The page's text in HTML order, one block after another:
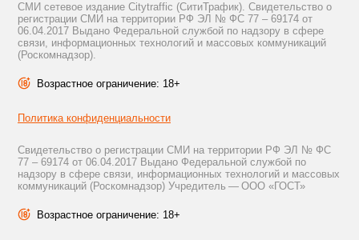
СМИ сетевое издание Citytraffic (СитиТрафик). Свидетельство о
регистрации СМИ на территории РФ ЭЛ № ФС 77 – 69174 от
06.04.2017 Выдано Федеральной службой по надзору в сфере
связи, информационных технологий и массовых коммуникаций
(Роскомнадзор).
Возрастное ограничение: 18+
Политика конфиденциальности
Свидетельство о регистрации СМИ на территории РФ ЭЛ № ФС
77 – 69174 от 06.04.2017 Выдано Федеральной службой по
надзору в сфере связи, информационных технологий и массовых
коммуникаций (Роскомнадзор) Учредитель — ООО «ГОСТ»
Возрастное ограничение: 18+